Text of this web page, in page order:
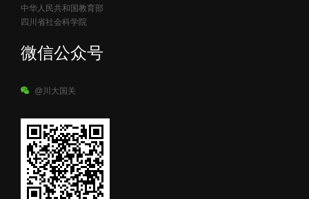
中华人民共和国教育部
四川省社会科学院
微信公众号
@川大国关